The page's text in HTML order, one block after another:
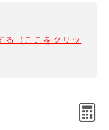
る（ここをクリッ